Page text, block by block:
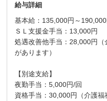
給与詳細
基本給：135,000円～190,000
ＳＬ支援金手当：13,000円
処遇改善他手当：28,000円（
があります）
【別途支給】
夜勤手当：5,000円/回
資格手当：30,000円（介護福